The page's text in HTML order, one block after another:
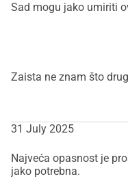
Sad mogu jako umiriti
Zaista ne znam što
31 July 2025
Najveća opasnost je
jako potrebna.